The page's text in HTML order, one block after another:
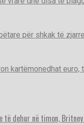
për shkak të
kartëmonedhat euro,
të dehur në timon,